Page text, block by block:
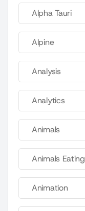
Alpha Tauri
Alpine
Analysis
Analytics
Animals
Animals Eating
Animation